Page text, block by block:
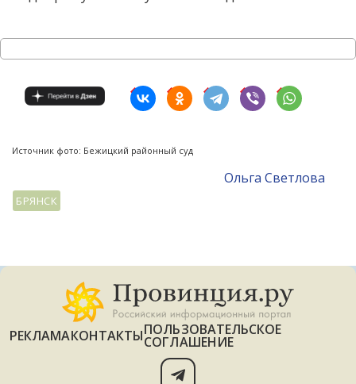
Источник фото: Бежицкий районный суд
Ольга Светлова
БРЯНСК
РЕКЛАМАКОНТАКТЫПОЛЬЗОВАТЕЛЬСКОЕ
СОГЛАШЕНИЕ